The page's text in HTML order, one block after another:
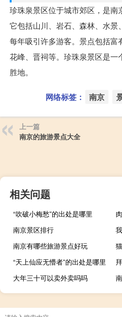
珍珠泉景区位于城市郊区，是南
它包括山川、岩石、森林、水景
每年吸引许多游客。景点包括富
花峰、晋祠等。珍珠泉景区是一
胜地。
网络标签： 南京
上一篇
南京的旅游景点大全
相关问题
“吹破小梅愁”的出处是哪里
南京景区排行
南京有哪些旅游景点好玩
“天上仙应无懵者”的出处是哪里
大年三十可以卖外卖吗吗